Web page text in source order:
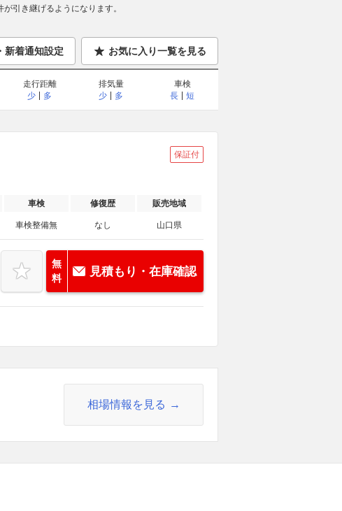
引き継げるようになります。
新着通知設定 お気に入り一覧を見る
走行距離
少
多
排気量
少
多
車検
長
短
保証付
車検 修復歴 販売地域
車検整備無 なし 山口県
無
料
見積もり・在庫確認
相場情報を見る